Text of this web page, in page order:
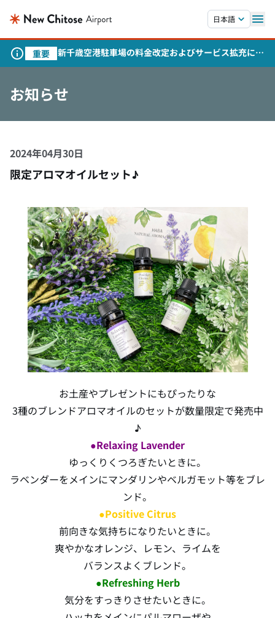
日本語
重要
新千歳空港駐車場の料金改定およびサービス拡充につ
いて
お知らせ
2024年04月30日
限定アロマオイルセット♪
お土産やプレゼントにもぴったりな
3種のブレンドアロマオイルのセットが数量限定で発売中
♪
●Relaxing Lavender
ゆっくりくつろぎたいときに。
ラベンダーをメインにマンダリンやベルガモット等をブレ
ンド。
●Positive Citrus
前向きな気持ちになりたいときに。
爽やかなオレンジ、レモン、ライムを
バランスよくブレンド。
●Refreshing Herb
気分をすっきりさせたいときに。